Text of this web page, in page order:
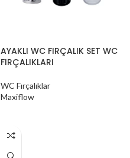
AYAKLI WC FIRÇALIK SET WC
FIRÇALIKLARI
WC Fırçalıklar
Maxiflow